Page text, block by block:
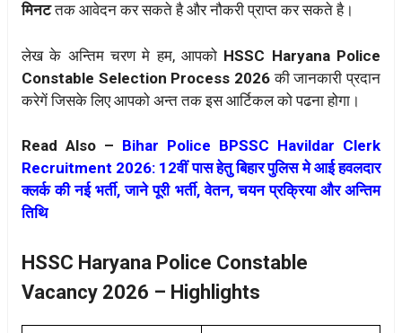
मिनटतक आवेदन कर सकते है और नौकरी प्राप्त कर सकते है।
लेख के अन्तिम चरण मे हम, आपको HSSC Haryana Police
Constable Selection Process 2026 की जानकारी प्रदान
करेगें जिसके लिए आपको अन्त तक इस आर्टिकल को पढना होगा।
Read Also – Bihar Police BPSSC Havildar Clerk
Recruitment 2026: 12वीं पास हेतु बिहार पुलिस मे आई हवलदार
क्लर्क की नई भर्ती, जाने पूरी भर्ती, वेतन, चयन प्रक्रिया और अन्तिम
तिथि
HSSC Haryana Police Constable
Vacancy 2026 – Highlights